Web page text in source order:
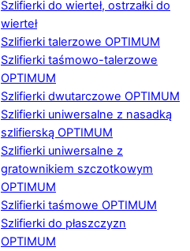
Szlifierki do wierteł, ostrzałki do
wierteł
Szlifierki talerzowe OPTIMUM
Szlifierki taśmowo-talerzowe
OPTIMUM
Szlifierki dwutarczowe OPTIMUM
Szlifierki uniwersalne z nasadką
szlifierską OPTIMUM
Szlifierki uniwersalne z
gratownikiem szczotkowym
OPTIMUM
Szlifierki taśmowe OPTIMUM
Szlifierki do płaszczyzn
OPTIMUM